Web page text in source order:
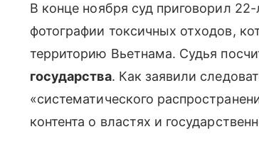
В конце ноября суд приговорил
фотографии токсичных отходов,
территорию Вьетнама. Судья
государства. Как заявили
«систематического
контента о властях и